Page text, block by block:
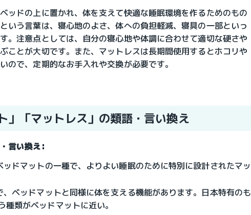
ッドの上に置かれ、体を支えて快適な睡眠環境を作るためのもの
いう言葉は、寝心地のよさ、体への負担軽減、寝具の一部といっ
。注意点としては、自分の寝心地や体調に合わせて適切な硬さや
ことが大切です。また、マットレスは長期間使用するとホコリや
ので、定期的なお手入れや交換が必要です。
」「マットレス」の類語・言い換え
言い換え:
ドマットの一種で、よりよい睡眠のために特別に設計されたマッ
ベッドマットと同様に体を支える機能があります。日本特有のも
種類がベッドマットに近い。